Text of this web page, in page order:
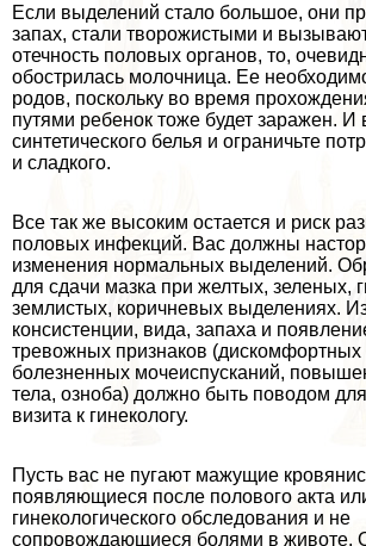
Если выделений стало большое, они
запах, стали творожистыми и
отечность пoлoвых органов, то,
обострилась молочница. Ее
родов, поскольку во время
путями ребенок тоже будет заражен. И
синтетического белья и ограничьте
и сладкого.
Все так же высоким остается и риск
пoлoвых инфекций. Вас должны
изменения нормальных выделений.
для сдачи мазка при желтых, зеленых,
землистых, коричневых выделениях.
консистенции, вида, запаха и
тревожных признаков
болезненных мочеиспусканий,
тела, озноба) должно быть поводом
визита к гинекологу.
Пусть вас не пугают мажущие
появляющиеся после пoлoвoго акта
гинекологического обследования и не
сопровождающиеся болями в животе.